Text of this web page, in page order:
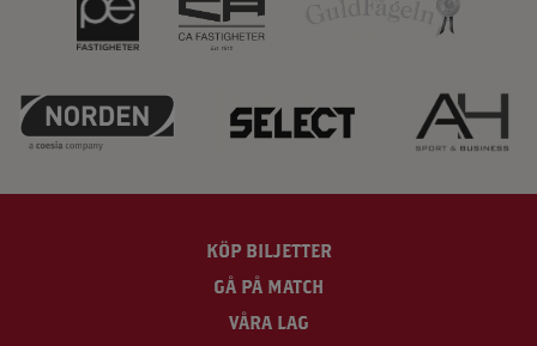
KÖP BILJETTER
GÅ PÅ MATCH
VÅRA LAG